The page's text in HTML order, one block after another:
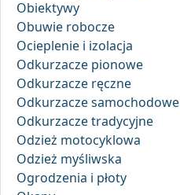
Obiektywy
Obuwie robocze
Ocieplenie i izolacja
Odkurzacze pionowe
Odkurzacze ręczne
Odkurzacze samochodowe
Odkurzacze tradycyjne
Odzież motocyklowa
Odzież myśliwska
Ogrodzenia i płoty